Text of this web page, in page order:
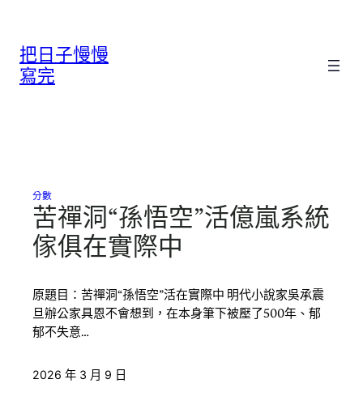
把日子慢慢
寫完
分數
苦禪洞“孫悟空”活億嵐系統
傢俱在實際中
原題目：苦禪洞“孫悟空”活在實際中 明代小說家吳承震
旦辦公家具恩不會想到，在本身筆下被壓了500年、郁
郁不失意…
2026 年 3 月 9 日